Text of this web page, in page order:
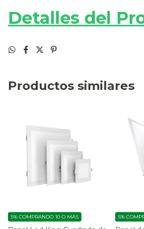
Detalles del
Productos similares
5% COMPRANDO 10 O MÁS 5%